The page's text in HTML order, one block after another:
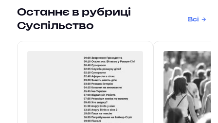
Останнє в рубриці
Суспільство
Всі